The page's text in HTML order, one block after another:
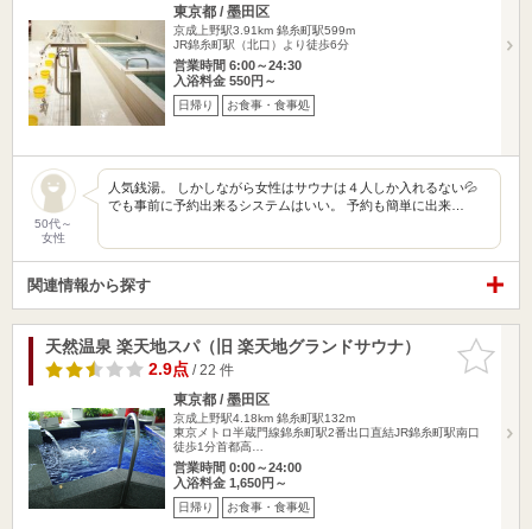
東京都 / 墨田区
京成上野駅3.91km 錦糸町駅599m
JR錦糸町駅（北口）より徒歩6分
営業時間 6:00～24:30
入浴料金 550円～
日帰り お食事・食事処
50代～
女性
人気銭湯。 しかしながら女性はサウナは４人しか入れるない💦
でも事前に予約出来るシステムはいい。 予約も簡単に出来…
関連情報から探す
お気に入
りに追加
天然温泉 楽天地スパ（旧 楽天地グランドサウナ）
2.9点/ 22 件
東京都 / 墨田区
京成上野駅4.18km 錦糸町駅132m
東京メトロ半蔵門線錦糸町駅2番出口直結JR錦糸町駅南口
徒歩1分首都高…
営業時間 0:00～24:00
入浴料金 1,650円～
日帰り お食事・食事処